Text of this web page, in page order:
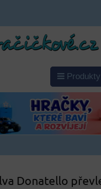
Produkty
Donatello